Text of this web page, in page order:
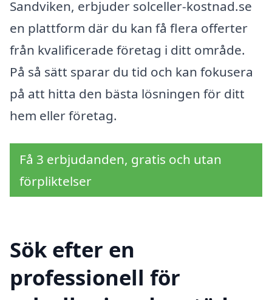
Sandviken, erbjuder solceller-kostnad.se
en plattform där du kan få flera offerter
från kvalificerade företag i ditt område.
På så sätt sparar du tid och kan fokusera
på att hitta den bästa lösningen för ditt
hem eller företag.
Få 3 erbjudanden, gratis och utan
förpliktelser
Sök efter en
professionell för